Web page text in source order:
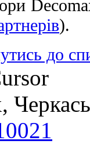
).
до